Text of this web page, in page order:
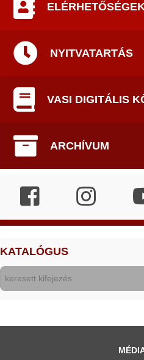
ELÉRHETŐSÉGEK
NYITVATARTÁS
VASI DIGITÁLIS
ARCHÍVUM
KATALÓGUS